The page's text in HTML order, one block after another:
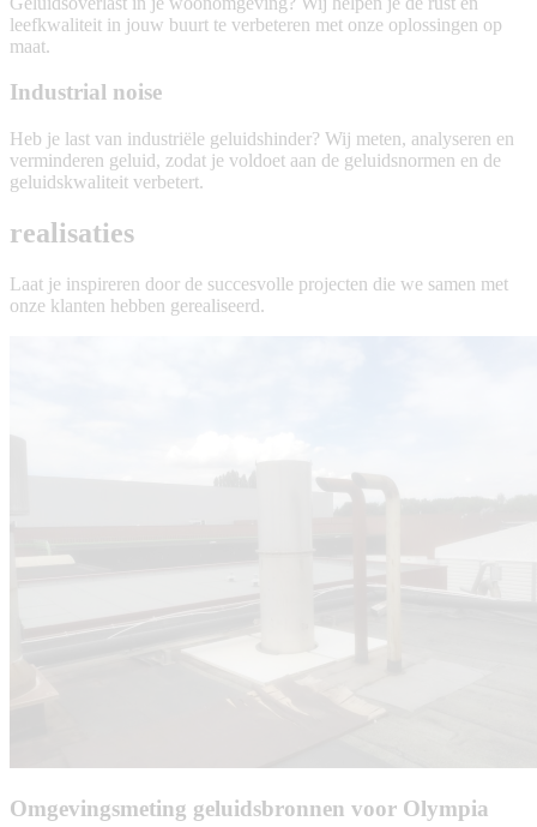
leefkwaliteit in jouw buurt te verbeteren met onze oplossingen op
maat.
Community
Industrial noise
Heb je last van industriële geluidshinder? Wij meten, analyseren en
verminderen geluid, zodat je voldoet aan de geluidsnormen en de
geluidskwaliteit verbetert.
Industrial
noise
realisaties
Laat je inspireren door de succesvolle projecten die we samen met
onze klanten hebben gerealiseerd.
Omgevingsmeting geluidsbronnen voor Olympia